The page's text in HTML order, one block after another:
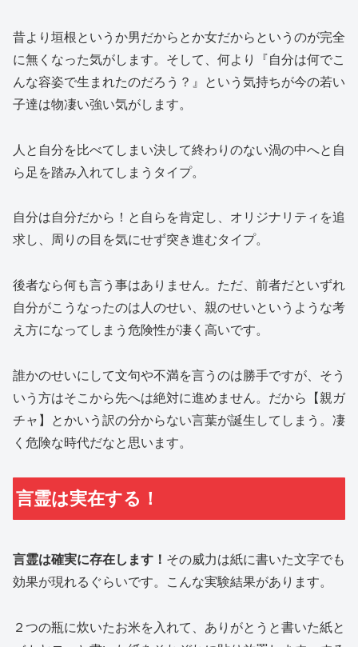
昔より垣根というか男だからとか女だからというのが完全
に無くなった気がします。そして、何より『自分は何でこ
んな容姿で生まれたのだろう？』という気持ちが今の若い
子達は物凄い強い気がします。
人と自分を比べてしまい決して終わりのない渦の中へと自
ら足を踏み入れてしまうタイプ。
自分は自分だから！と自らを肯定し、オリジナリティを追
求し、周りの目を気にせず突き進むタイプ。
後者なら何も言う事はありません。ただ、前者だといずれ
自分がこうなったのは人のせい、親のせいというような考
え方になってしまう危険性が凄く高いです。
誰かのせいにして文句や不満を言うのは勝手ですが、そう
いう方はそこから先へは絶対に進めません。だから【親ガ
チャ】とかいう訳の分からない言葉が誕生してしまう。凄
く危険な時代だなと思います。
言霊は実在する！
言霊は確実に存在します！ その威力は紙に書いた文字でも
効果が現れるぐらいです。こんな実験結果があります。
２つの瓶に炊いたお米を入れて、ありがとうと書いた紙と